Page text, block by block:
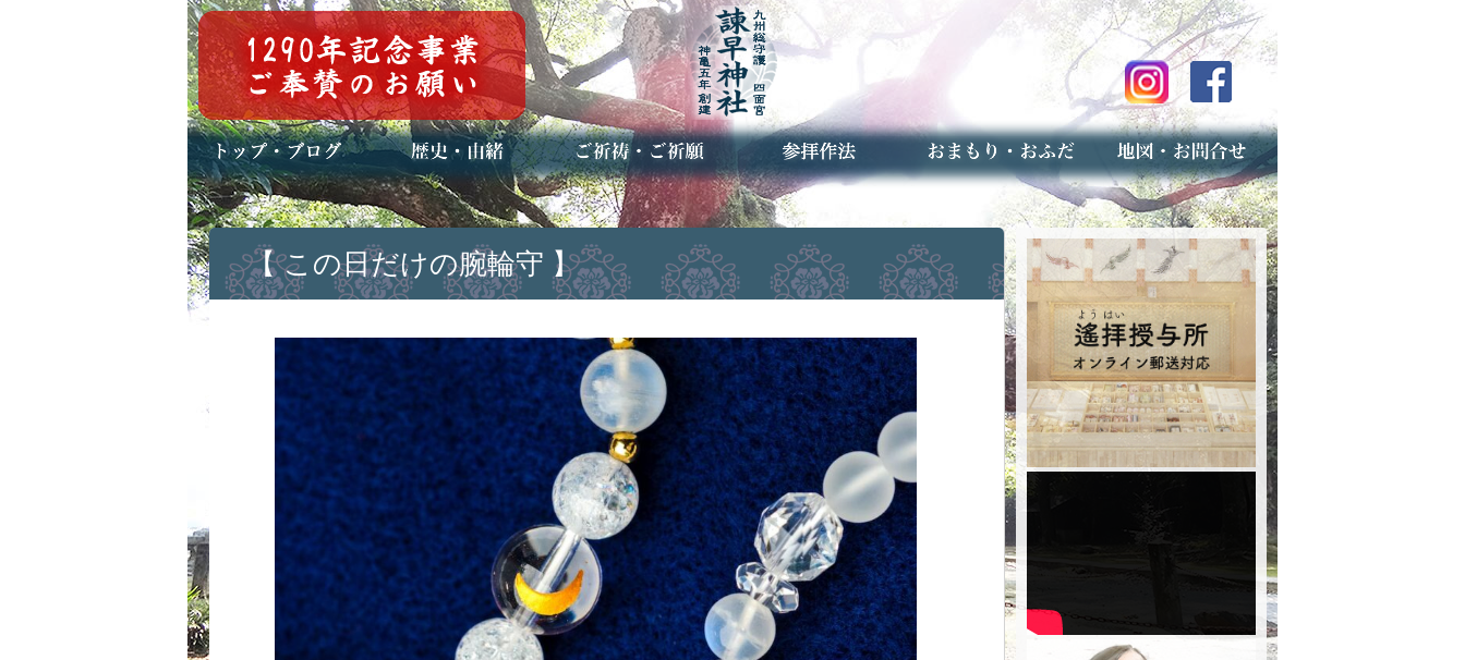
トップページ
ブログ(日々八百万)
お知らせ一覧 歴史・ご祭神
年中行事
メディア掲載 ご祈祷・ご祈願とは
安産祈願
初宮参り
七五三詣
長寿のお祝い
神前結婚式
厄祓い・方位除け
車のお祓い
地鎮祭
神葬祭（神式の葬儀） 神社とは
お参りの作法 授与品のご案内
お焚き上げ（古いお守りのお取り扱い）
アクセスマップ
予約者専用フォーム（事前受付）
【 この日だけの腕輪守 】